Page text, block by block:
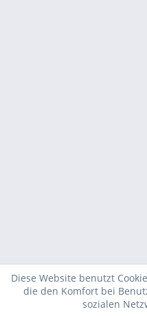
Diese Website benutzt
die den Komfort bei
sozialen